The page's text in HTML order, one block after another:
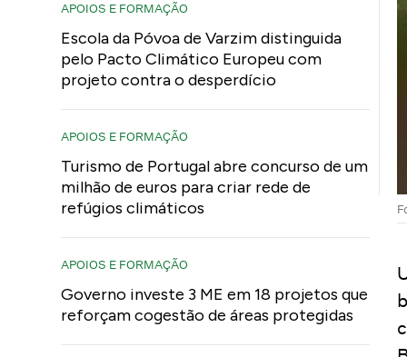
APOIOS E FORMAÇÃO
Escola da Póvoa de Varzim distinguida
pelo Pacto Climático Europeu com
projeto contra o desperdício
APOIOS E FORMAÇÃO
Turismo de Portugal abre concurso de um
milhão de euros para criar rede de
refúgios climáticos
APOIOS E FORMAÇÃO
Governo investe 3 ME em 18 projetos que
reforçam cogestão de áreas protegidas